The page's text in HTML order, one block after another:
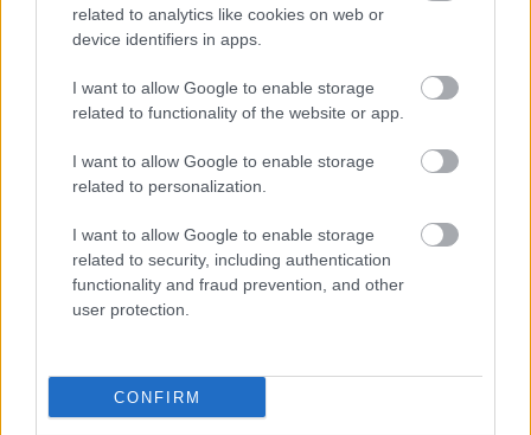
related to analytics like cookies on web or
device identifiers in apps.
I want to allow Google to enable storage
related to functionality of the website or app.
I want to allow Google to enable storage
related to personalization.
I want to allow Google to enable storage
related to security, including authentication
functionality and fraud prevention, and other
user protection.
CONFIRM
Ezért párásodik be állandóan az ablak – egyszerűbb a
megoldás, mint gondolnád